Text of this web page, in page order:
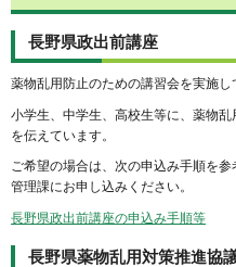
長野県政出前講座
薬物乱用防止のための講習会を実施し
小学生、中学生、高校生等に、薬物
を伝えています。
ご希望の場合は、次の申込み手順を
管理課にお申し込みください。
長野県政出前講座の申込み手順等
長野県薬物乱用対策推進協